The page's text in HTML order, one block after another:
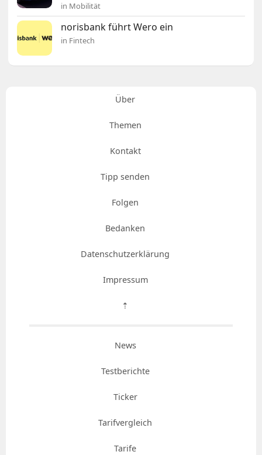
in Mobilität
norisbank führt Wero ein
in Fintech
Über
Themen
Kontakt
Tipp senden
Folgen
Bedanken
Datenschutzerklärung
Impressum
⇡
News
Testberichte
Ticker
Tarifvergleich
Tarife